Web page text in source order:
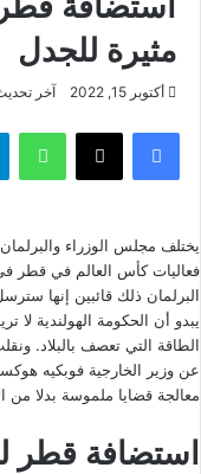
مثيرة للجدل
أكتوبر 15, 2022 آخر تحديث:
فيسبوك ‫X
يختلف مجلس الوزراء
فعاليات كأس العالم في قطر
البرلمان ذلك قائبين إنها
يبدو أن الحكومة الهولندية لا
الطاقة التي تعصف بالبلاد.
عن وزير الخارجية فوبكيه
معالجة قضايا ملموسة بدلا من